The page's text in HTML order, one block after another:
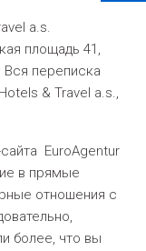
a.s.
площадь 41,
Вся переписка
& Travel a.s.,
EuroAgentur
в прямые
отношения с
более, что вы